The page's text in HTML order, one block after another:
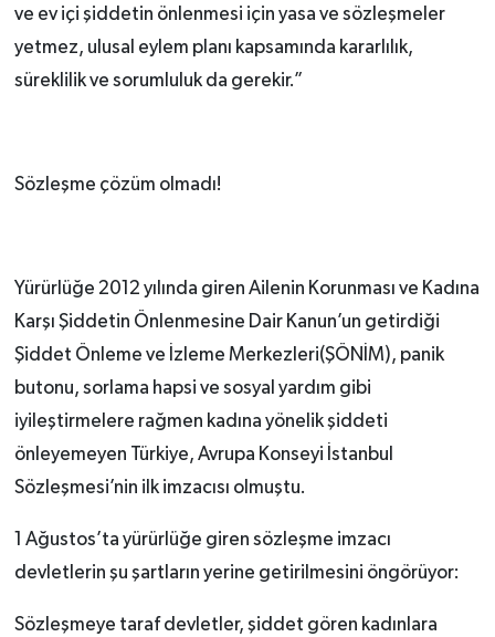
ve ev içi şiddetin önlenmesi için yasa ve sözleşmeler
yetmez, ulusal eylem planı kapsamında kararlılık,
süreklilik ve sorumluluk da gerekir.”
Sözleşme çözüm olmadı!
Yürürlüğe 2012 yılında giren Ailenin Korunması ve Kadına
Karşı Şiddetin Önlenmesine Dair Kanun’un getirdiği
Şiddet Önleme ve İzleme Merkezleri(ŞÖNİM), panik
butonu, sorlama hapsi ve sosyal yardım gibi
iyileştirmelere rağmen kadına yönelik şiddeti
önleyemeyen Türkiye, Avrupa Konseyi İstanbul
Sözleşmesi’nin ilk imzacısı olmuştu.
1 Ağustos’ta yürürlüğe giren sözleşme imzacı
devletlerin şu şartların yerine getirilmesini öngörüyor:
Sözleşmeye taraf devletler, şiddet gören kadınlara